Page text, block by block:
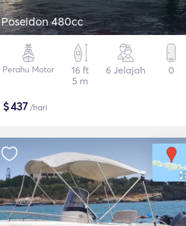
Poseidon 480cc
Perahu Motor
16 ft
5 m
6 Jelajah 0
$437 /hari